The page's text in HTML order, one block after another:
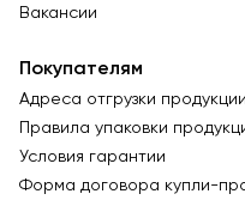
Вакансии
Покупателям
Адреса отгрузки продукции
Правила упаковки
Условия гарантии
Форма договора купли-